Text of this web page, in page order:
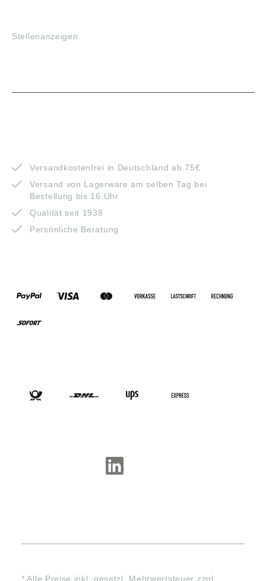
Stellenanzeigen
Versandkostenfrei in Deutschland ab 75€
Versand von Lagerware am selben Tag bei
Bestellung bis 16 Uhr
Qualität seit 1938
Persönliche Beratung
* Alle Preise inkl. gesetzl. Mehrwertsteuer zzgl.